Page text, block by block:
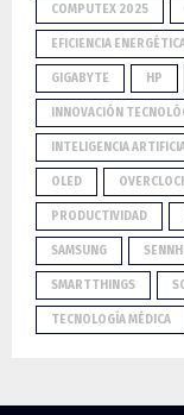
COMPUTEX 2025
EFICIENCIA
GIGABYTE HP
INNOVACIÓN
INTELIGENCIA
OLED
PRODUCTIVIDAD
SAMSUNG
SMARTTHINGS
TECNOLOGÍA MÉDICA